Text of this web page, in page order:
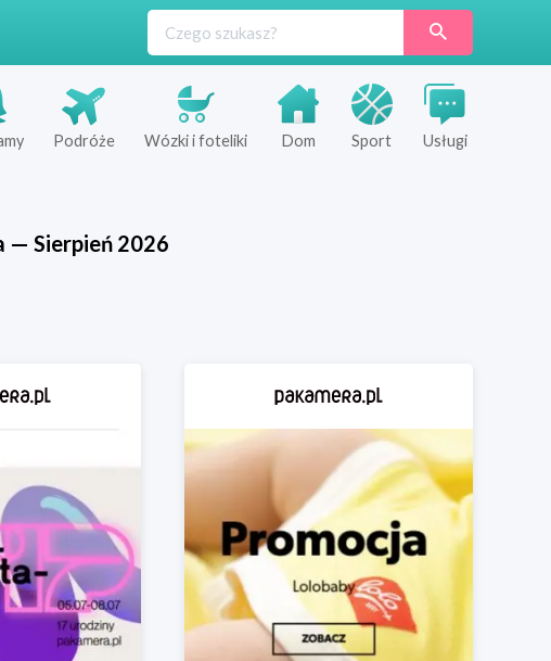
Podróże Wózki i foteliki Dom Sport Usługi
— Sierpień 2026